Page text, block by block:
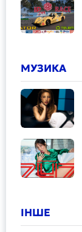
МУЗИКА
ІНШЕ